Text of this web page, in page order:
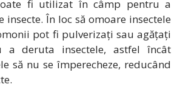
fi utilizat în câmp pentru a
În loc să omoare insectele
pot fi pulverizați sau agățați
a deruta insectele, astfel încât
să nu se împerecheze, reducând